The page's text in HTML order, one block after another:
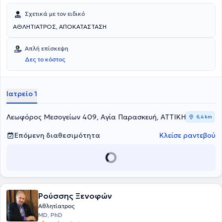
Σχετικά με τον ειδικό
ΑΘΛΗΤΙΑΤΡΟΣ, ΑΠΟΚΑΤΑΣΤΑΣΗ
Απλή επίσκεψη
Δες το κόστος
Ιατρείο 1
Λεωφόρος Μεσογείων 409, Αγία Παρασκευή, ΑΤΤΙΚΗ 6,4 km
Επόμενη διαθεσιμότητα Κλείσε ραντεβού
Ρούσσης Ξενοφών
Αθλητίατρος
MD, PhD